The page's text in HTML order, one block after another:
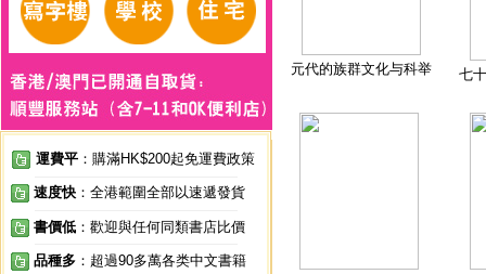
運費平 ：購滿HK$200起免運費政策
速度快 ：全港範圍全部以速遞發貨
書價低 ：歡迎與任何同類書店比價
品種多 ：超過90多萬各类中文書籍
元代的族群文化与科举 七